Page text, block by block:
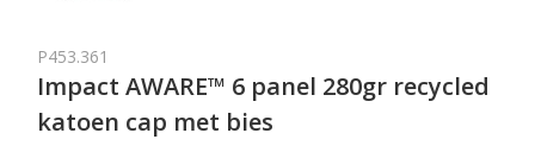
P453.361
Impact AWARE™ 6 panel 280gr recycled
katoen cap met bies